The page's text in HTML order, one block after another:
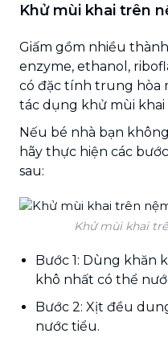
Khử mùi khai trên
Giấm gồm nhiều
enzyme, ethanol,
có đặc tính trung hòa
tác dụng khử mùi
Nếu bé nhà bạn
hãy thực hiện các
sau:
Khử mùi khai
Bước 1: Dùng khăn
khô nhất có thể
Bước 2: Xịt đều
nước tiểu.